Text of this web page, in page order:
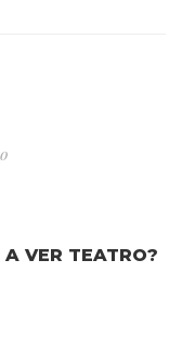
VER TEATRO?